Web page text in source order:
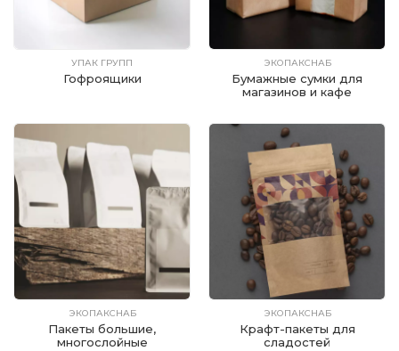
УПАК ГРУПП
Гофроящики
ЭКОПАКСНАБ
Бумажные сумки для
магазинов и кафе
ЭКОПАКСНАБ
Пакеты большие,
многослойные
ЭКОПАКСНАБ
Крафт-пакеты для
сладостей